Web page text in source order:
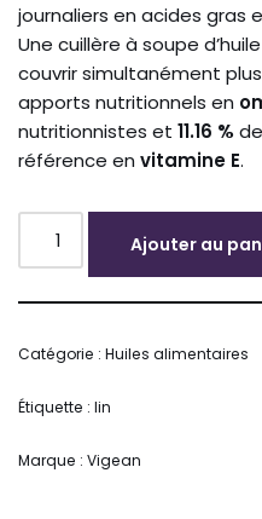
journaliers en acides gras
Une cuillère à soupe
couvrir simultanément
apports nutritionnels en
nutritionnistes et 11.16 %
référence en vitamine E.
Ajouter au
Catégorie : Huiles alimentaires
Étiquette : lin
Marque : Vigean